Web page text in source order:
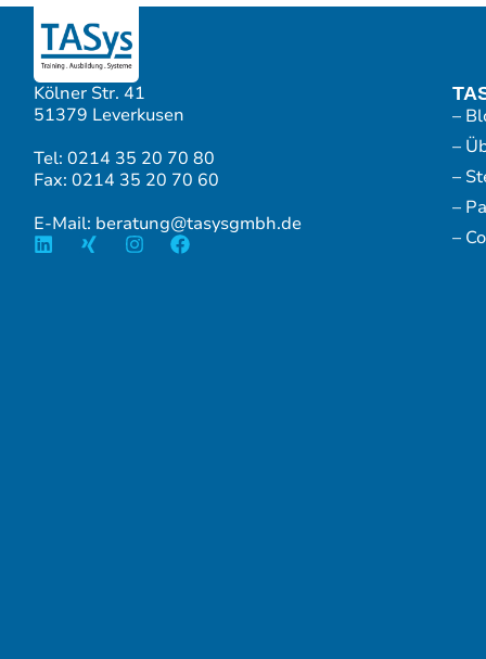
Kölner Str. 41
51379 Leverkusen
Tel: 0214 35 20 70 80
Fax: 0214 35 20 70 60
E-Mail: beratung@tasysgmbh.de
–
–
–
–
–